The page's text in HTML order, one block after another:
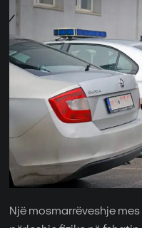
Një mosmarrëveshje